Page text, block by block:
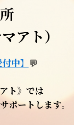
アト）
中】 💬
ト》では
ポートします。